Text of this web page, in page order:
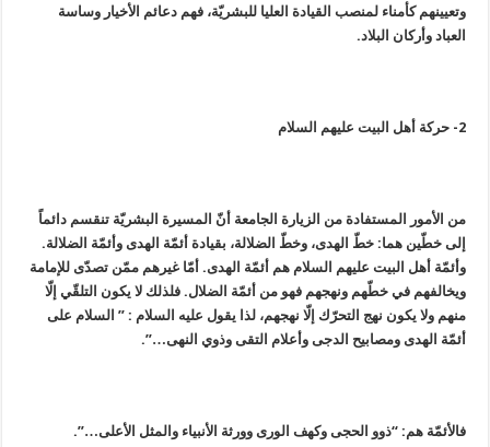
وتعيينهم كأمناء لمنصب القيادة العليا للبشريّة، فهم دعائم الأخيار وساسة
العباد وأركان البلاد.
2- حركة أهل البيت عليهم السلام
من الأمور المستفادة من الزيارة الجامعة أنّ المسيرة البشريّة تنقسم دائماً
إلى خطّين هما: خطّ الهدى، وخطّ الضلالة، بقيادة أئمّة الهدى وأئمّة الضلالة.
وأئمّة أهل البيت عليهم السلام هم أئمّة الهدى. أمّا غيرهم ممّن تصدّى للإمامة
ويخالفهم في خطّهم ونهجهم فهو من أئمّة الضلال. فلذلك لا يكون التلقّي إلّا
منهم ولا يكون نهج التحرّك إلّا نهجهم، لذا يقول عليه السلام : ” السلام على
أئمّة الهدى ومصابيح الدجى وأعلام التقى وذوي النهى…”.
فالأئمّة هم: “ذوو الحجى وكهف الورى وورثة الأنبياء والمثل الأعلى…”.